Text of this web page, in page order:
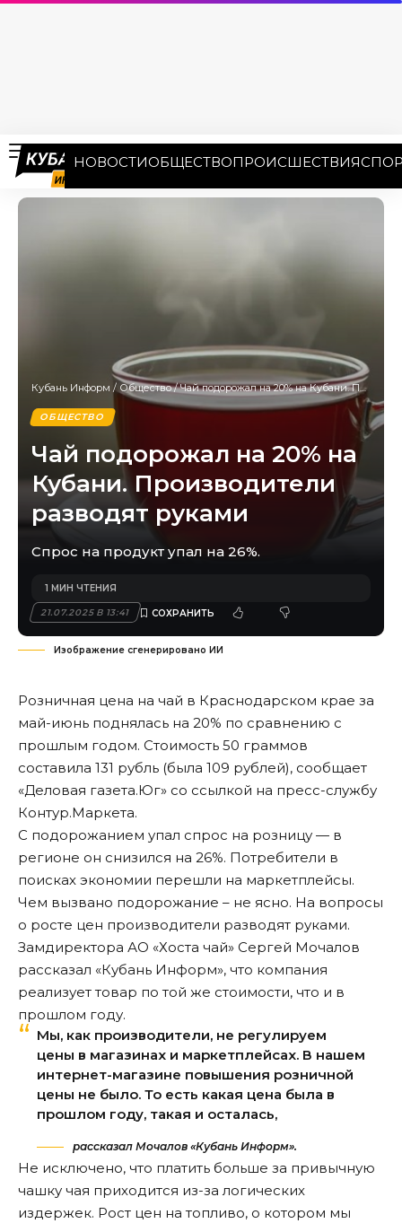
НОВОСТИОБЩЕСТВОПРОИСШЕСТВИЯ
Кубань Информ / Общество/Чай подорожал на 20% на Кубани. Производители разводят руками
ОБЩЕСТВО
Чай подорожал на 20% на
Кубани. Производители
разводят руками
Спрос на продукт упал на 26%.
21.07.2025 В 13:41
1 МИН ЧТЕНИЯ
Изображение сгенерировано ИИ
Розничная цена на чай в Краснодарском крае за
май-июнь поднялась на 20% по сравнению с
прошлым годом. Стоимость 50 граммов
составила 131 рубль (была 109 рублей), сообщает
«Деловая газета.Юг» со ссылкой на пресс-службу
Контур.Маркета.
С подорожанием упал спрос на розницу — в
регионе он снизился на 26%. Потребители в
поисках экономии перешли на маркетплейсы.
Чем вызвано подорожание – не ясно. На вопросы
о росте цен производители разводят руками.
Замдиректора АО «Хоста чай» Сергей Мочалов
рассказал «Кубань Информ», что компания
реализует товар по той же стоимости, что и в
прошлом году.
Мы, как производители, не регулируем
цены в магазинах и маркетплейсах. В нашем
интернет-магазине повышения розничной
цены не было. То есть какая цена была в
прошлом году, такая и осталась,
рассказал Мочалов «Кубань Информ».
Не исключено, что платить больше за привычную
чашку чая приходится из-за логических
издержек. Рост цен на топливо, о котором мы